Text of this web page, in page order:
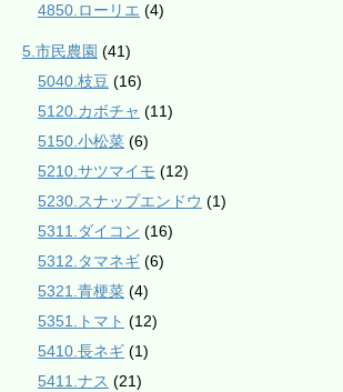
4850.ローリエ (4)
5.市民農園 (41)
5040.枝豆 (16)
5120.カボチャ (11)
5150.小松菜 (6)
5210.サツマイモ (12)
5230.スナップエンドウ (1)
5311.ダイコン (16)
5312.タマネギ (6)
5321.青梗菜 (4)
5351.トマト (12)
5410.長ネギ (1)
5411.ナス (21)